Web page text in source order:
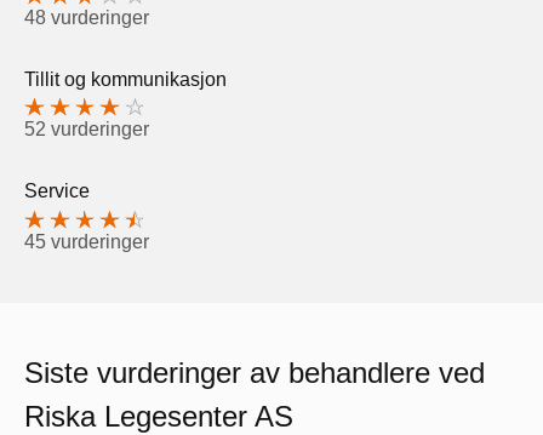
48 vurderinger
Tillit og kommunikasjon
52 vurderinger
Service
45 vurderinger
Siste vurderinger av behandlere ved
Riska Legesenter AS